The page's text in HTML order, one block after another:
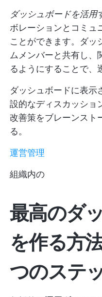
ダッシュボードを活用
ボレーションとコミュ
ことができます。ダッ
ムメンバーと共有し、
るようにすることで、
ダッシュボードに表示
設的なディスカッショ
改善策をブレーンスト
る。
運営管理
組織内の
最高のダ
を作る方
つのステ